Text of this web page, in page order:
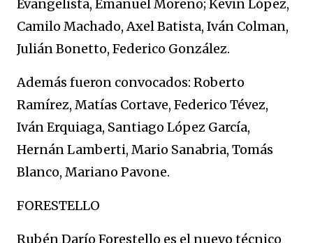
Evangelista, Emanuel Moreno; Kevin López,
Camilo Machado, Axel Batista, Iván Colman,
Julián Bonetto, Federico González.
Además fueron convocados: Roberto
Ramírez, Matías Cortave, Federico Tévez,
Iván Erquiaga, Santiago López García,
Hernán Lamberti, Mario Sanabria, Tomás
Blanco, Mariano Pavone.
FORESTELLO
Rubén Darío Forestello es el nuevo técnico